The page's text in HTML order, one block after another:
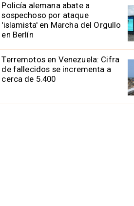
Policía alemana abate a
sospechoso por ataque
'islamista' en Marcha del Orgullo
en Berlín
Terremotos en Venezuela: Cifra
de fallecidos se incrementa a
cerca de 5.400